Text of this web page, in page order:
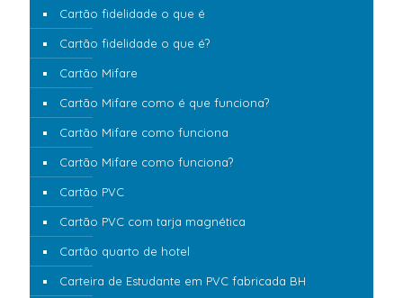
Cartão fidelidade o que é
Cartão fidelidade o que é?
Cartão Mifare
Cartão Mifare como é que funciona?
Cartão Mifare como funciona
Cartão Mifare como funciona?
Cartão PVC
Cartão PVC com tarja magnética
Cartão quarto de hotel
Carteira de Estudante em PVC fabricada BH